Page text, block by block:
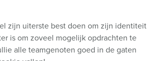
zijn uiterste best doen om zijn identiteit
is om zoveel mogelijk opdrachten te
alle teamgenoten goed in de gaten